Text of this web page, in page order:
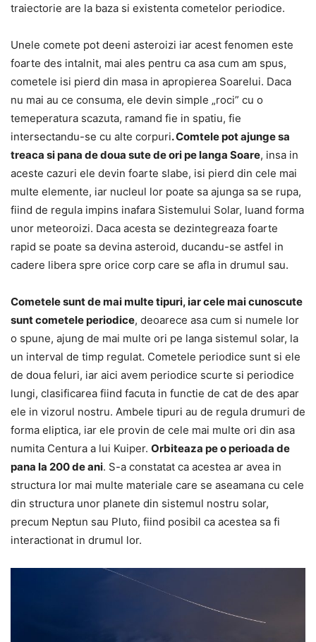
traiectorie are la baza si existenta cometelor periodice.
Unele comete pot deeni asteroizi iar acest fenomen este
foarte des intalnit, mai ales pentru ca asa cum am spus,
cometele isi pierd din masa in apropierea Soarelui. Daca
nu mai au ce consuma, ele devin simple „roci” cu o
temeperatura scazuta, ramand fie in spatiu, fie
intersectandu-se cu alte corpuri. Comtele pot ajunge sa
treaca si pana de doua sute de ori pe langa Soare, insa in
aceste cazuri ele devin foarte slabe, isi pierd din cele mai
multe elemente, iar nucleul lor poate sa ajunga sa se rupa,
fiind de regula impins inafara Sistemului Solar, luand forma
unor meteoroizi. Daca acesta se dezintegreaza foarte
rapid se poate sa devina asteroid, ducandu-se astfel in
cadere libera spre orice corp care se afla in drumul sau.
Cometele sunt de mai multe tipuri, iar cele mai cunoscute
sunt cometele periodice, deoarece asa cum si numele lor
o spune, ajung de mai multe ori pe langa sistemul solar, la
un interval de timp regulat. Cometele periodice sunt si ele
de doua feluri, iar aici avem periodice scurte si periodice
lungi, clasificarea fiind facuta in functie de cat de des apar
ele in vizorul nostru. Ambele tipuri au de regula drumuri de
forma eliptica, iar ele provin de cele mai multe ori din asa
numita Centura a lui Kuiper. Orbiteaza pe o perioada de
pana la 200 de ani. S-a constatat ca acestea ar avea in
structura lor mai multe materiale care se aseamana cu cele
din structura unor planete din sistemul nostru solar,
precum Neptun sau Pluto, fiind posibil ca acestea sa fi
interactionat in drumul lor.